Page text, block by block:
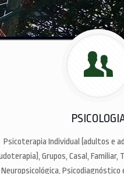
Psicoterapia Individual (adultos e
Grupos, Casal, Familiar,
Neuropsicológica, Psicodiagnóstico